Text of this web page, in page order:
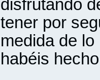
disfrutando
tener por
medida de
habéis